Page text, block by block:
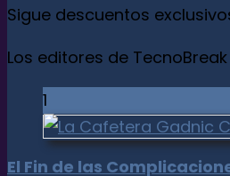
Sigue descuentos
Los editores de
1
El Fin de las